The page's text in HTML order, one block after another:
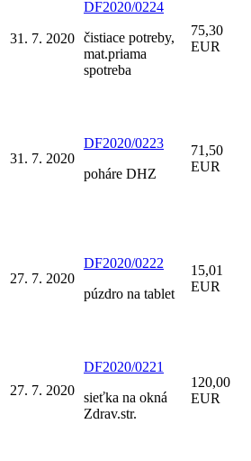
31. 7. 2020
DF2020/0224
čistiace potreby,
mat.priama
spotreba
75,30
EUR
31. 7. 2020
DF2020/0223
poháre DHZ
71,50
EUR
27. 7. 2020
DF2020/0222
púzdro na tablet
15,01
EUR
27. 7. 2020
DF2020/0221
sieťka na okná
Zdrav.str.
120,00
EUR